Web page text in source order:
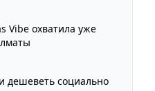
Vibe охватила уже
дешеветь социально